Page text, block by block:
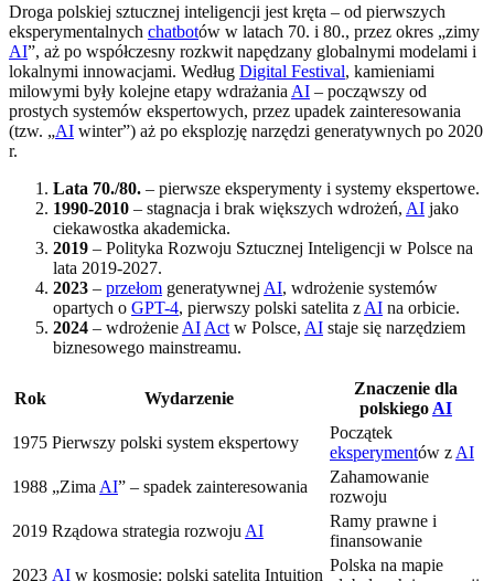
Droga polskiej sztucznej inteligencji jest kręta – od pierwszych
eksperymentalnych chatbotów w latach 70. i 80., przez okres „zimy
AI”, aż po współczesny rozkwit napędzany globalnymi modelami i
lokalnymi innowacjami. Według Digital Festival, kamieniami
milowymi były kolejne etapy wdrażania AI – począwszy od
prostych systemów ekspertowych, przez upadek zainteresowania
(tzw. „AI winter”) aż po eksplozję narzędzi generatywnych po 2020
r.
Lata 70./80. – pierwsze eksperymenty i systemy ekspertowe.
1990-2010 – stagnacja i brak większych wdrożeń, AI jako
ciekawostka akademicka.
2019 – Polityka Rozwoju Sztucznej Inteligencji w Polsce na
lata 2019-2027.
2023 – przełom generatywnej AI, wdrożenie systemów
opartych o GPT-4, pierwszy polski satelita z AI na orbicie.
2024 – wdrożenie AI Act w Polsce, AI staje się narzędziem
biznesowego mainstreamu.
Rok Wydarzenie
Znaczenie dla
polskiego AI
1975 Pierwszy polski system ekspertowy
Początek
eksperymentów z AI
1988 „Zima AI” – spadek zainteresowania
Zahamowanie
rozwoju
2019 Rządowa strategia rozwoju AI
Ramy prawne i
finansowanie
2023 AI w kosmosie: polski satelita Intuition
Polska na mapie